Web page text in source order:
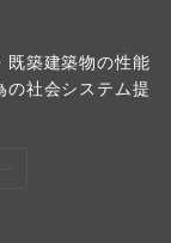
既築建築物の性能
の社会システム提